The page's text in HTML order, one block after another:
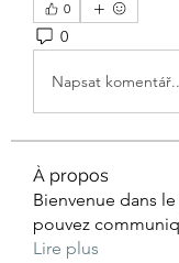
0
0
Napsat
À propos
Bienvenue dans
pouvez
Lire plus